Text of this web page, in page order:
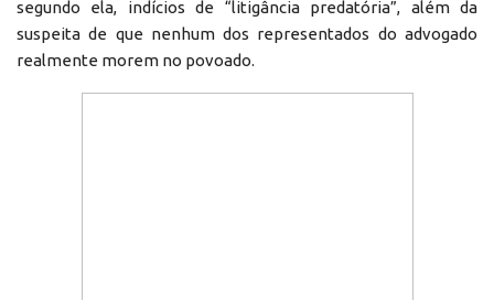
segundo ela, indícios de “litigância predatória”, além da
suspeita de que nenhum dos representados do advogado
realmente morem no povoado.